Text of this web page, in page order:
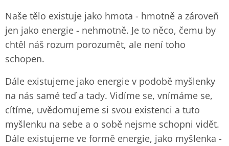
Naše tělo existuje jako hmota - hmotně a zároveň
jen jako energie - nehmotně. Je to něco, čemu by
chtěl náš rozum porozumět, ale není toho
schopen.
Dále existujeme jako energie v podobě myšlenky
na nás samé teď a tady. Vidíme se, vnímáme se,
cítíme, uvědomujeme si svou existenci a tuto
myšlenku na sebe a o sobě nejsme schopni vidět.
Dále existujeme ve formě energie, jako myšlenka -